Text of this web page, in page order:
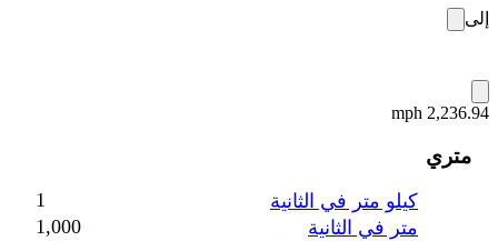
إلى
2,236.94 mph
متري
كيلو متر في الثانية
1
متر في الثانية
1,000